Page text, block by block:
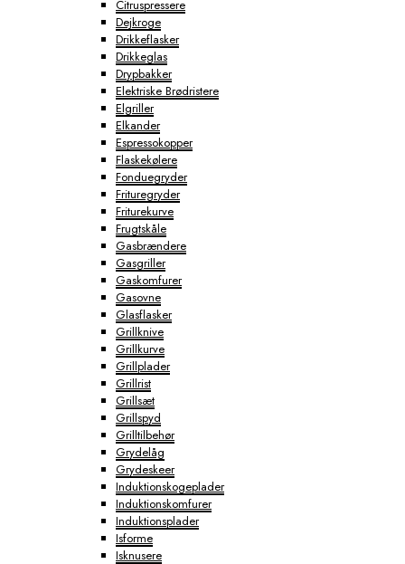
Citruspressere
Dejkroge
Drikkeflasker
Drikkeglas
Drypbakker
Elektriske Brødristere
Elgriller
Elkander
Espressokopper
Flaskekølere
Fonduegryder
Frituregryder
Friturekurve
Frugtskåle
Gasbrændere
Gasgriller
Gaskomfurer
Gasovne
Glasflasker
Grillknive
Grillkurve
Grillplader
Grillrist
Grillsæt
Grillspyd
Grilltilbehør
Grydelåg
Grydeskeer
Induktionskogeplader
Induktionskomfurer
Induktionsplader
Isforme
Isknusere